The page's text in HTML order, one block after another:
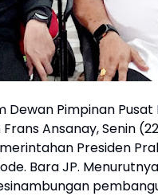
Dewan Pimpinan
Ansanay, Senin
Presiden
Bara JP.